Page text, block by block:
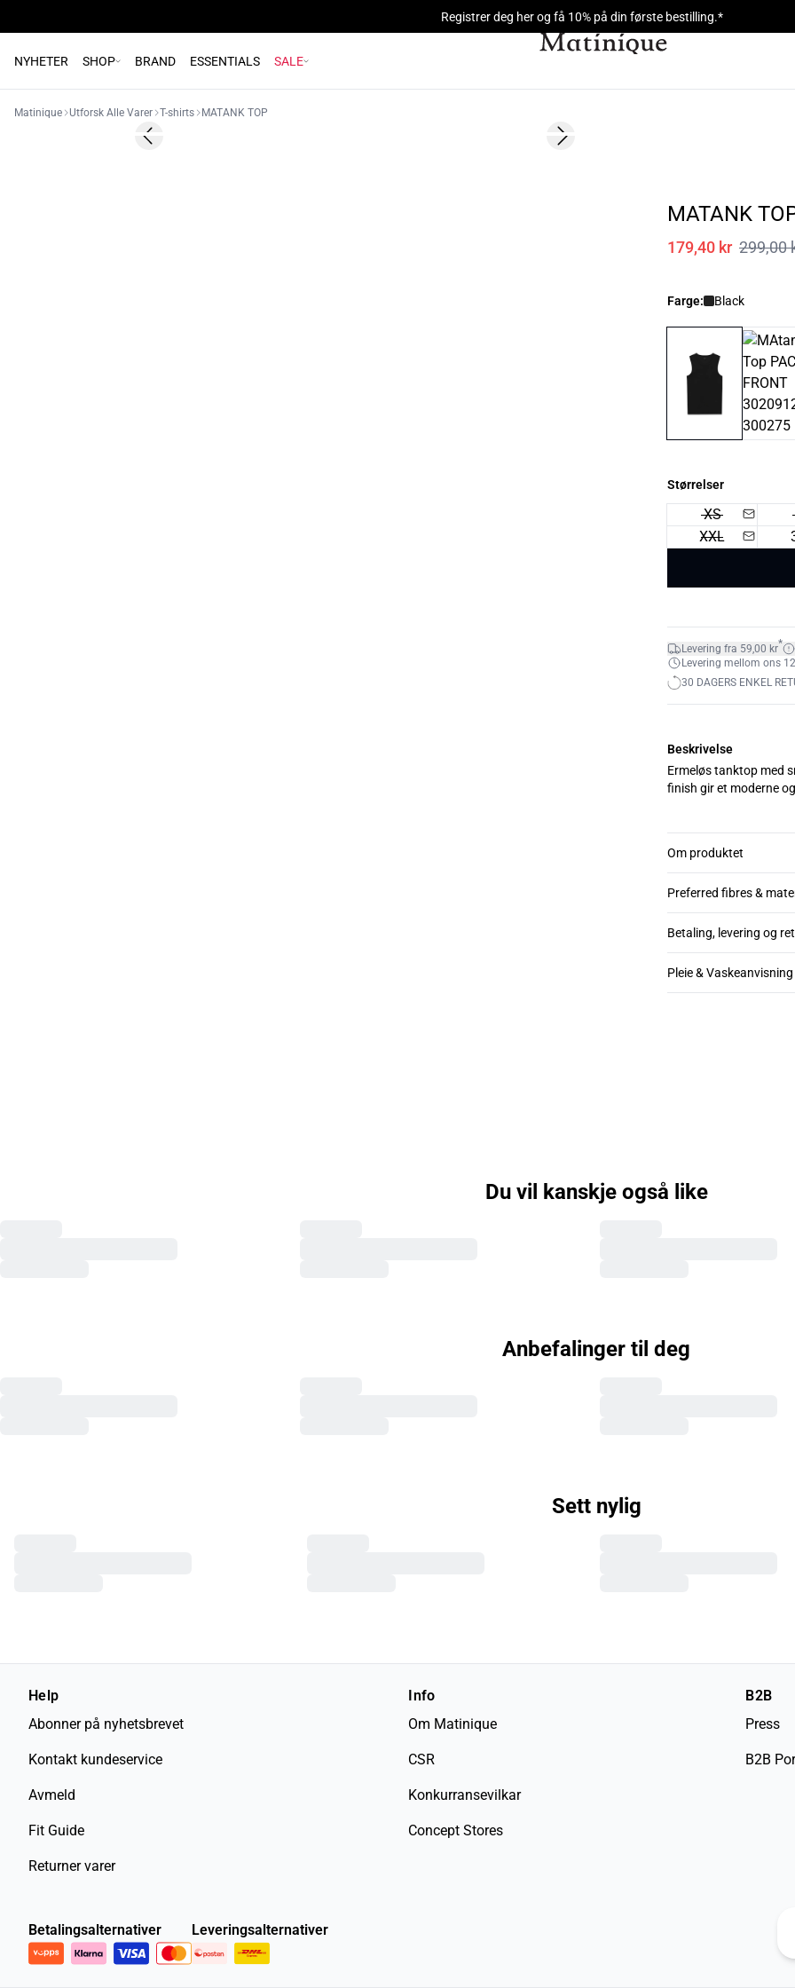
Registrer deg her og få 10% på din første bestilling.*
NYHETER SHOP BRAND ESSENTIALS SALE
Matinique Utforsk Alle Varer T-shirts MATANK TOP
- 40%Previous slide Next slide
MATANK
179,40 kr 299,00
Farge: Black
Størrelser
XS
XXL
Levering fra 59,00 kr*
Levering mellom ons
30 DAGERS ENKEL
Beskrivelse
Ermeløs tanktop med
finish gir et moderne
Om produktet
Preferred fibres &
Betaling, levering og
Pleie & Vaskeanvisning
Du vil kanskje også like
Anbefalinger til deg
Sett nylig
Help
Abonner på nyhetsbrevet
Kontakt kundeservice
Avmeld
Fit Guide
Returner varer
Info
Om Matinique
CSR
Konkurransevilkar
Concept Stores
B2B
Press
B2B
Betalingsalternativer Leveringsalternativer